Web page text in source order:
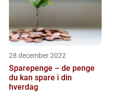
28 december 2022
Sparepenge – de penge
du kan spare i din
hverdag